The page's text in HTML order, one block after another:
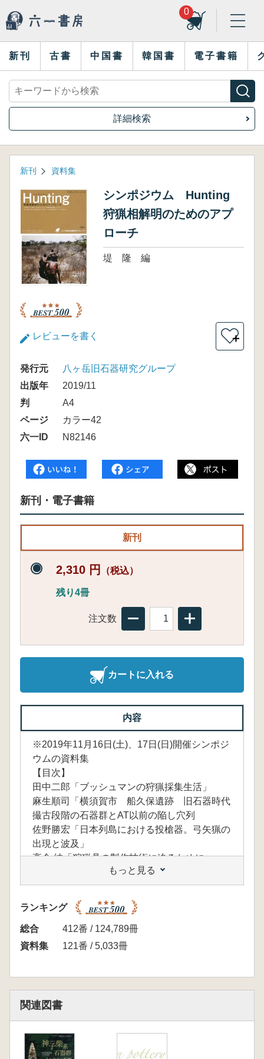
0
新刊 古書 中国書 韓国書 電子書籍
詳細検索
新刊 資料集
シンポジウム Hunting
狩猟相解明のためのアプ
ローチ
堤 隆 編
レビューを書く ＋
発行元
八ヶ岳旧石器研究グループ
出版年
2019/11
判
A4
ページ
カラー42
六一ID
N82146
新刊・電子書籍
新刊
2,310 円 （税込）
残り4冊
注文数
カートに入れる
内容
※2019年11月16日(土)、17日(日)開催シンポジ
ウムの資料集
【目次】
田中二郎「ブッシュマンの狩猟採集生活」
麻生順司「横須賀市 船久保遺跡 旧石器時代
撮古段階の石器群とAT以前の陥し穴列
佐野勝宏「日本列島における投槍器。弓矢猟の
出現と波及」
高倉 純「狩猟具の製作技術に迫るために」
佐藤孝雄「動物遺体から探る先史時代の狩猟活
動」
山田昌久・田中康太郎「実験で考える先史狩猟
具」
近藤 敏「弓矢の矢柄ついて」
米田 穣「人骨の同位体分析からみた動物と植
もっと見る
ランキング
総合
412番 / 124,789冊
資料集
121番 / 5,033冊
関連図書